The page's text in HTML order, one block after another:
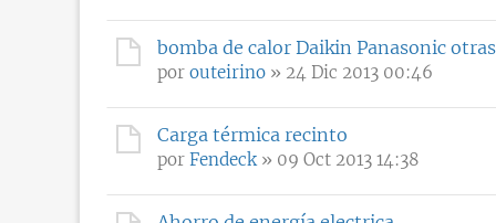
bomba de calor Daikin Panasonic
por outeirino » 24 Dic 2013 00:46
Carga térmica recinto
por Fendeck» 09 Oct 2013 14:38